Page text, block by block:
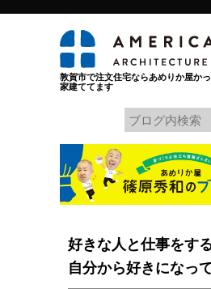
敦賀市で注文住宅ならあめりか屋か
家建ててます
好きな人と仕事をす
自分から好きになっ